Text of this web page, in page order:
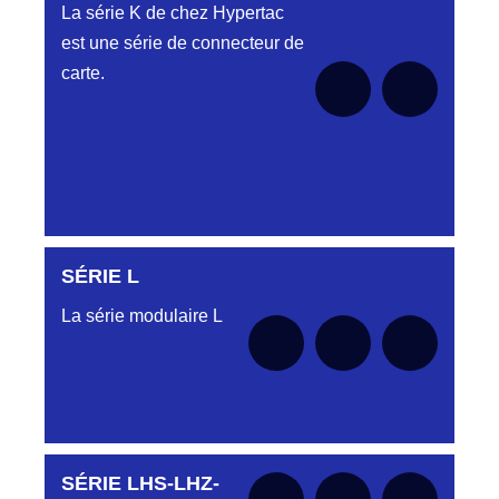
La série K de chez Hypertac
est une série de connecteur de
carte.
Aucune pièce disponible pour cette série pour
SÉRIE L
La série modulaire L
Aucune pièce disponible pour cette série pour
SÉRIE LHS-LHZ-